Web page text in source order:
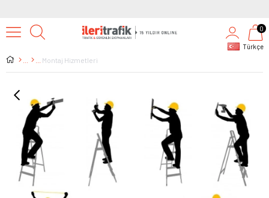
Türkçe
0
Montaj Hizmetleri